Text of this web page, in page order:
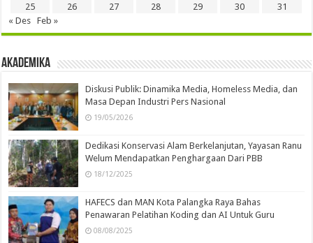
25
26 27 28 29 30
31
« Des
Feb »
Akademika
Diskusi Publik: Dinamika Media, Homeless Media, dan
Masa Depan Industri Pers Nasional
19/05/2026
Dedikasi Konservasi Alam Berkelanjutan, Yayasan Ranu
Welum Mendapatkan Penghargaan Dari PBB
18/12/2025
HAFECS dan MAN Kota Palangka Raya Bahas
Penawaran Pelatihan Koding dan AI Untuk Guru
08/08/2025